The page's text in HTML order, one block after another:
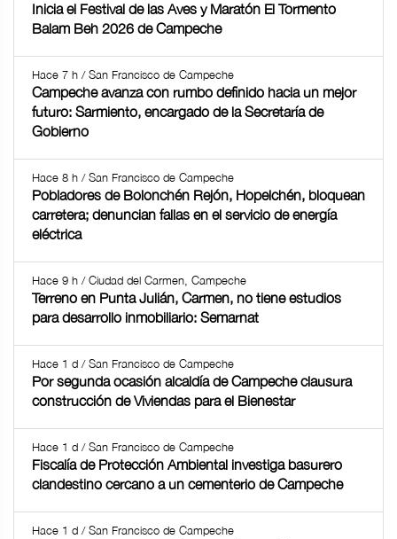
Inicia el Festival de las Aves y Maratón El Tormento
Balam Beh 2026 de Campeche
Hace 7 h / San Francisco de Campeche
Campeche avanza con rumbo definido hacia un mejor
futuro: Sarmiento, encargado de la Secretaría de
Gobierno
Hace 8 h / San Francisco de Campeche
Pobladores de Bolonchén Rejón, Hopelchén, bloquean
carretera; denuncian fallas en el servicio de energía
eléctrica
Hace 9 h / Ciudad del Carmen, Campeche
Terreno en Punta Julián, Carmen, no tiene estudios
para desarrollo inmobiliario: Semarnat
Hace 1 d / San Francisco de Campeche
Por segunda ocasión alcaldía de Campeche clausura
construcción de Viviendas para el Bienestar
Hace 1 d / San Francisco de Campeche
Fiscalía de Protección Ambiental investiga basurero
clandestino cercano a un cementerio de Campeche
Hace 1 d / San Francisco de Campeche